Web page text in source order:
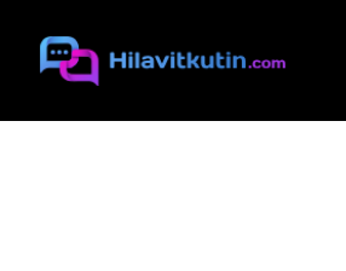
sisältöön